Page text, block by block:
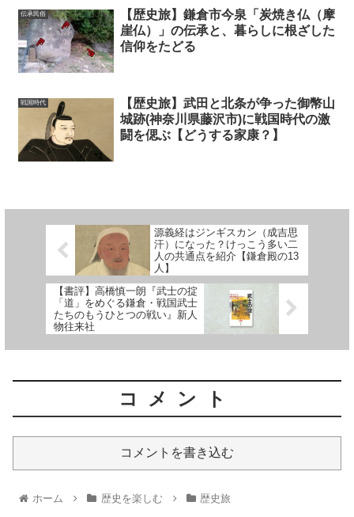
伝承民俗
【歴史旅】鎌倉市今泉「炭焼き仏（摩
崖仏）」の伝承と、暮らしに根ざした
信仰をたどる
戦国時代
【歴史旅】武田と北条が争った御幣山
城跡(神奈川県藤沢市)に戦国時代の激
闘を偲ぶ【どうする家康？】
源義経はジンギスカン（成吉思
汗）になった？けっこう多い二
人の共通点を紹介【鎌倉殿の13
人】
【書評】高橋慎一朗『武士の掟
「道」をめぐる鎌倉・戦国武士
たちのもうひとつの戦い』新人
物往来社
コメント
コメントを書き込む
ホーム 歴史を楽しむ 歴史旅